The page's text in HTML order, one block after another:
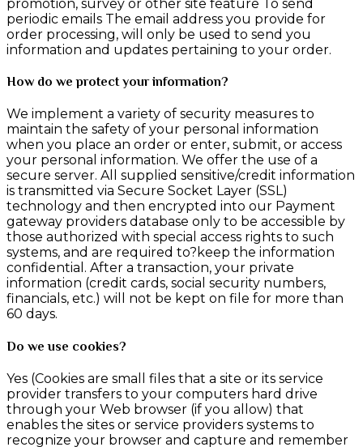
promotion, survey or other site feature To send
periodic emails The email address you provide for
order processing, will only be used to send you
information and updates pertaining to your order.
How do we protect your information?
We implement a variety of security measures to
maintain the safety of your personal information
when you place an order or enter, submit, or access
your personal information. We offer the use of a
secure server. All supplied sensitive/credit information
is transmitted via Secure Socket Layer (SSL)
technology and then encrypted into our Payment
gateway providers database only to be accessible by
those authorized with special access rights to such
systems, and are required to?keep the information
confidential. After a transaction, your private
information (credit cards, social security numbers,
financials, etc.) will not be kept on file for more than
60 days.
Do we use cookies?
Yes (Cookies are small files that a site or its service
provider transfers to your computers hard drive
through your Web browser (if you allow) that
enables the sites or service providers systems to
recognize your browser and capture and remember